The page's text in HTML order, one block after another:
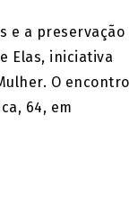
e a preservação
Elas, iniciativa
O encontro
64, em